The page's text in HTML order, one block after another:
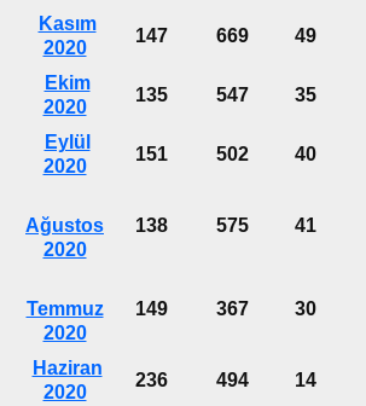
Kasım
2020
147 669 49
Ekim
2020
135 547 35
Eylül
2020
151 502 40
Ağustos
2020
138 575 41
Temmuz
2020
149 367 30
Haziran
2020
236 494 14